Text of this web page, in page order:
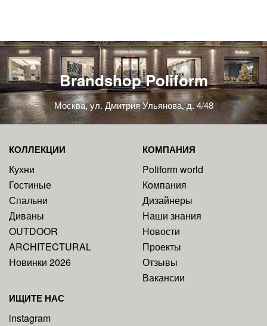
Brandshop Poliform
Москва, ул. Дмитрия Ульянова, д. 4/48
КОЛЛЕКЦИИ
Кухни
Гостиные
Спальни
Диваны
OUTDOOR
ARCHITECTURAL
Новинки 2026
КОМПАНИЯ
Poliform world
Компания
Дизайнеры
Наши знания
Новости
Проекты
Отзывы
Вакансии
ИЩИТЕ НАС
instagram